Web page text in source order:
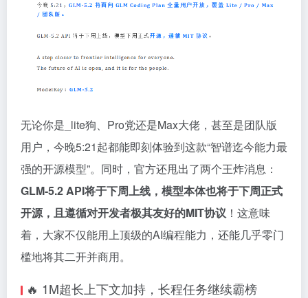
无论你是_lite狗、Pro党还是Max大佬，甚至是团队版
用户，今晚5:21起都能即刻体验到这款“智谱迄今能力最
强的开源模型”。同时，官方还甩出了两个王炸消息：
GLM-5.2 API将于下周上线，模型本体也将于下周正式
开源，且遵循对开发者极其友好的MIT协议 ！这意味
着，大家不仅能用上顶级的AI编程能力，还能几乎零门
槛地将其二开并商用。
🔥 1M超长上下文加持，长程任务继续霸榜